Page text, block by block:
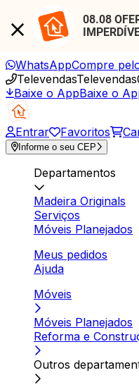
08.08
WhatsAppCompre
TelevendasTelevendas
Baixe o AppBaixe o
Entrar Favoritos
Informe o seu CEP
Departamentos
Madeira Originals
Serviços
Móveis Planejados
Meus pedidos
Ajuda
Móveis
Móveis Planejados
Reforma e
Outros